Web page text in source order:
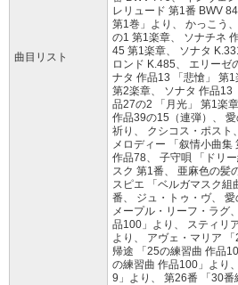
曲目リスト
レリュード 第1番 BWV
第1巻」より、 かっこう
の1 第1楽章、 ソナチネ
45 第1楽章、 ソナタ
ロンド K.485、 エリーゼ
ナタ 作品13 「悲愴」 第1
第2楽章、 ソナタ 作品13
品27の2 「月光」 第1楽
作品39の15（連弾）、
祈り、 クシコス・ポスト
メロディー 「叙情小曲集
作品78、 子守唄 「ドリ
スク 第1番、 亜麻色の髪
スピエ 「ベルガマスク組
番、 ジュ・トゥ・ヴ、 愛
メープル・リーフ・ラグ
品100」より、 スティリ
より、 アヴェ・マリア
帰途 「25の練習曲 作品
の練習曲 作品100」より
9」より、 第26番 「30番